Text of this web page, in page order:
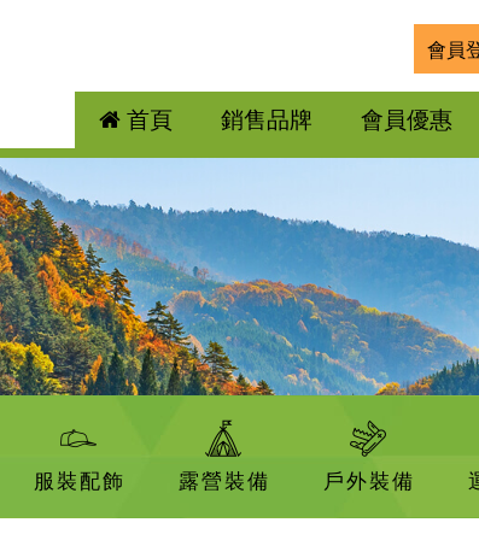
會員
首頁 銷售品牌 會員優惠
服裝配飾 露營裝備 戶外裝備